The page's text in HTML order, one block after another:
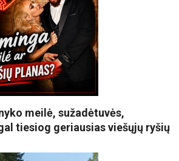
meilė, sužadėtuvės,
tiesiog geriausias viešųjų ryšių